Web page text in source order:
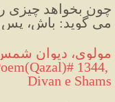
می گوید: باش، پس
مولوی، دیوان شمس،
1344,
Divan e Shams